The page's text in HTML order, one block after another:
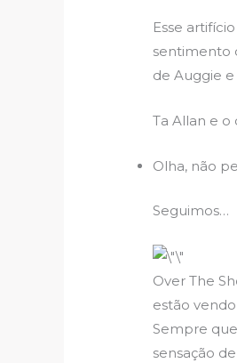
Esse
sentimento
de Auggie
Ta Allan e o
Olha, não
Seguimos…
Over The
estão
Sempre
sensação